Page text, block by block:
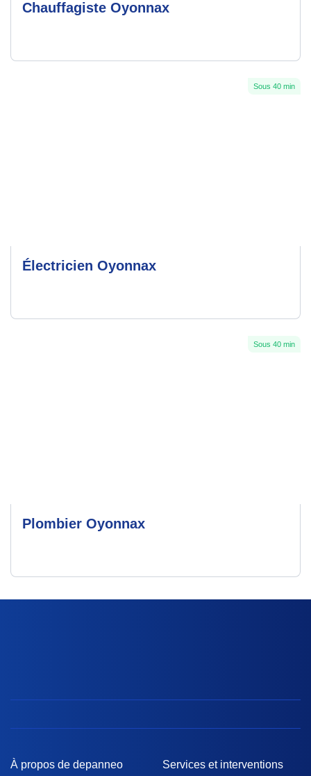
Chauffagiste Oyonnax
Sous 40 min
Électricien Oyonnax
Sous 40 min
Plombier Oyonnax
À propos de depanneo
Services et interventions